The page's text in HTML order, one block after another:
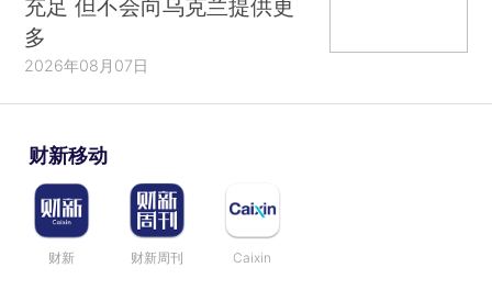
充足 但不会向乌克兰提供更
多
2026年08月07日
财新移动
财新 财新周刊 Caixin